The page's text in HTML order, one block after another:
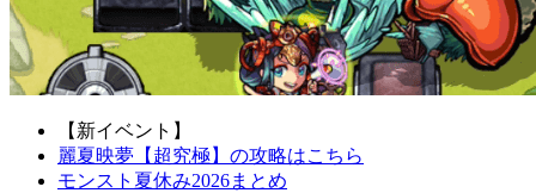
【新イベント】
麗夏映夢【超究極】の攻略はこちら
モンスト夏休み2026まとめ